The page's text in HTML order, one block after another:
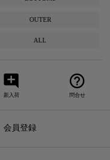
OUTER
ALL
add_comment
新入荷
help_outline
問合せ
会員登録